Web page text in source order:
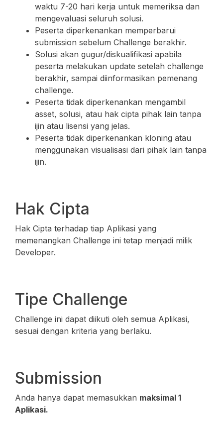
waktu 7-20 hari kerja untuk memeriksa dan
mengevaluasi seluruh solusi.
Peserta diperkenankan memperbarui
submission sebelum Challenge berakhir.
Solusi akan gugur/diskualifikasi apabila
peserta melakukan update setelah challenge
berakhir, sampai diinformasikan pemenang
challenge.
Peserta tidak diperkenankan mengambil
asset, solusi, atau hak cipta pihak lain tanpa
ijin atau lisensi yang jelas.
Peserta tidak diperkenankan kloning atau
menggunakan visualisasi dari pihak lain tanpa
ijin.
Hak Cipta
Hak Cipta terhadap tiap Aplikasi yang
memenangkan Challenge ini tetap menjadi milik
Developer.
Tipe Challenge
Challenge ini dapat diikuti oleh semua Aplikasi,
sesuai dengan kriteria yang berlaku.
Submission
Anda hanya dapat memasukkan maksimal 1
Aplikasi.